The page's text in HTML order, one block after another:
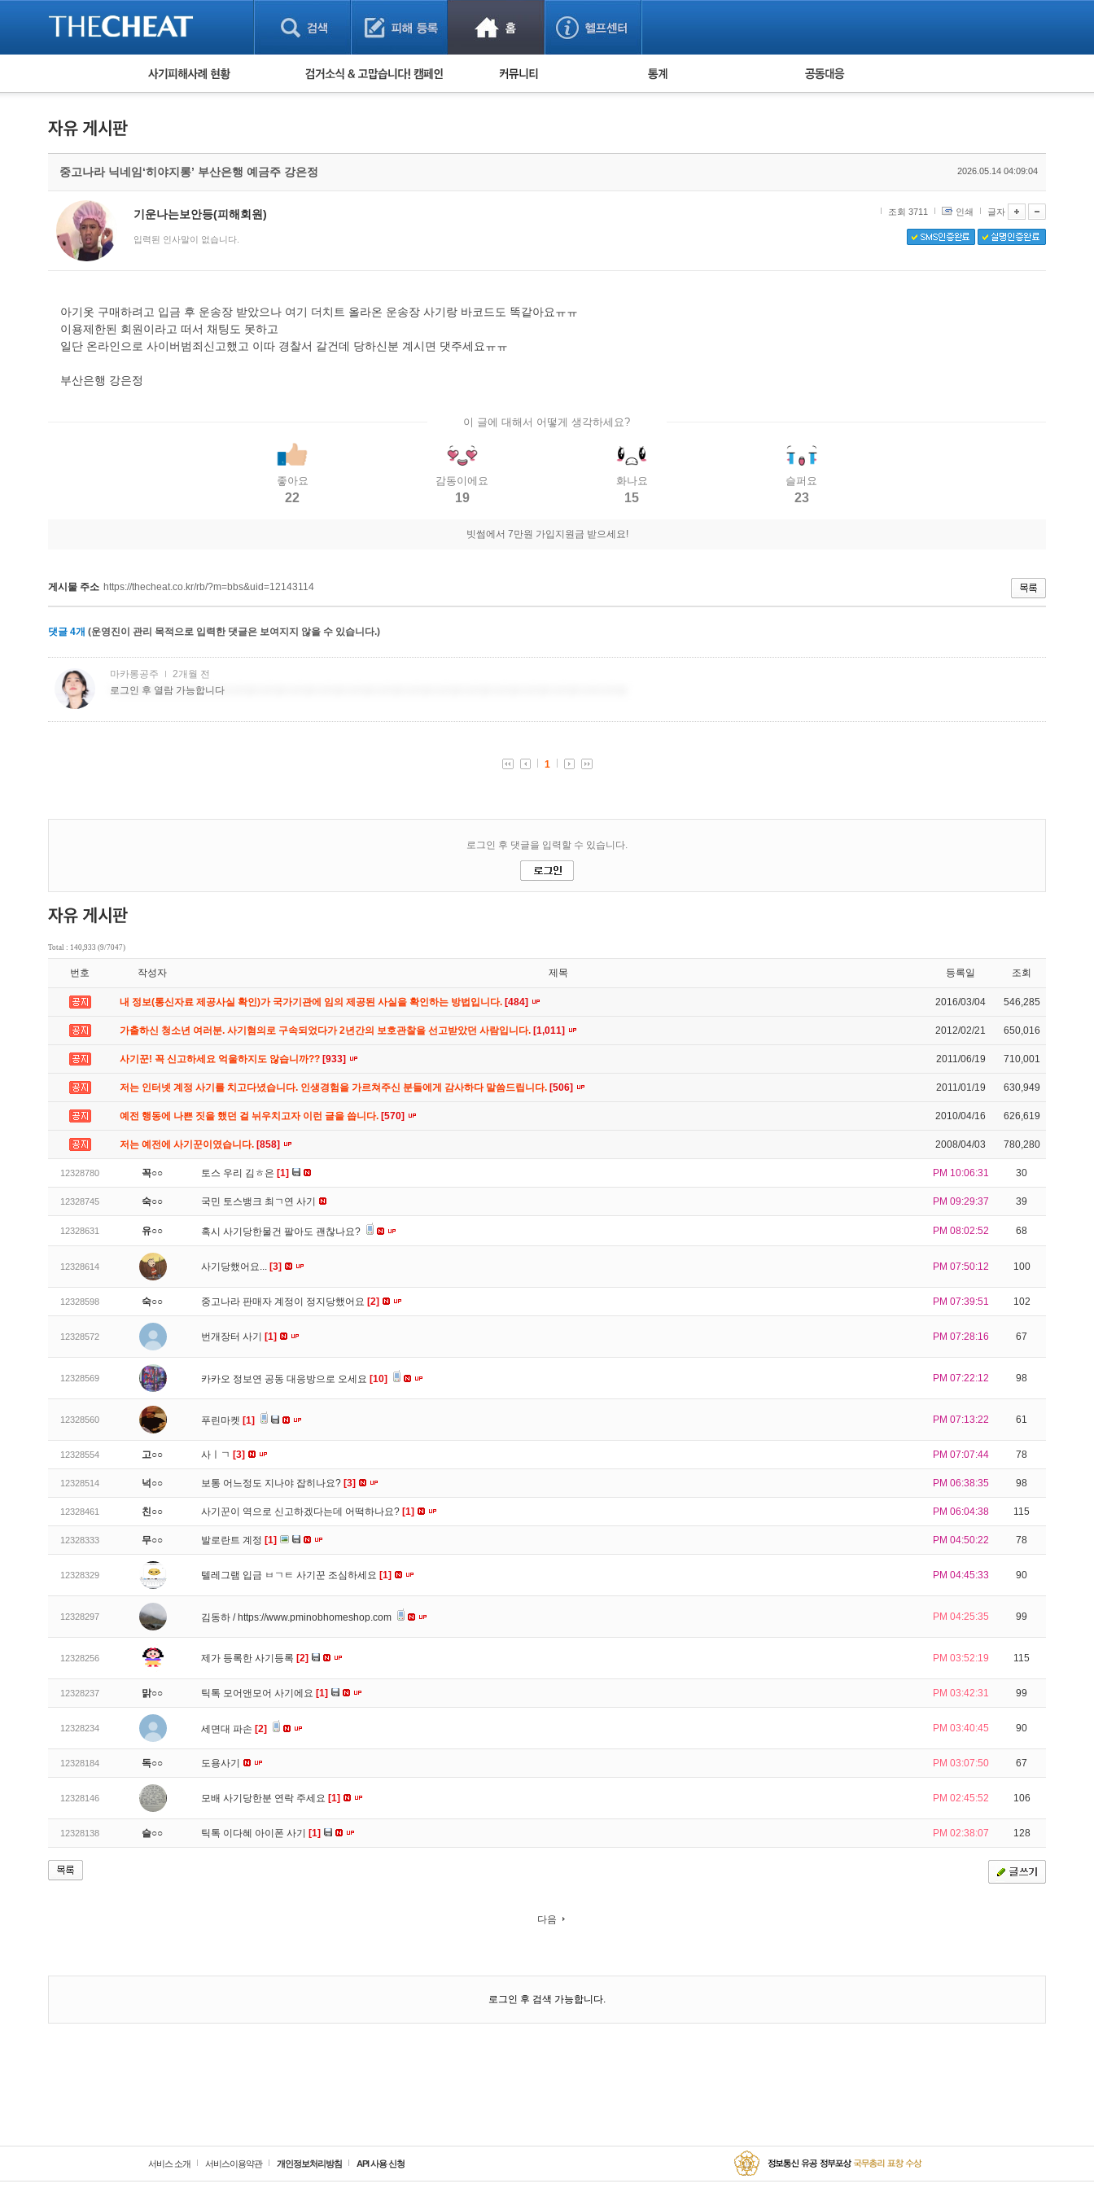
피해사례 현황
보이스피싱 피해사례
유해사이트 목록
비공개 피해사례
워킹홀리데이 피해사례
검거 소식 사기 예방했어요! 누적 피해사례 통계 피해자 공동대응
중고나라 닉네임‘히야지롱’ 부산은행 예금주 강은정 2026.05.14 04:09:04
기운나는보안등(피해회원)
입력된 인사말이 없습니다.
조회 3711 인쇄 글자
아기옷 구매하려고 입금 후 운송장 받았으나 여기 더치트 올라온 운송장 사기랑 바코드도 똑같아요ㅠㅠ
이용제한된 회원이라고 떠서 채팅도 못하고
일단 온라인으로 사이버범죄신고했고 이따 경찰서 갈건데 당하신분 계시면 댓주세요ㅠㅠ
부산은행 강은정
이 글에 대해서 어떻게 생각하세요?
좋아요
22
감동이에요
19
화나요
15
슬퍼요
23
빗썸에서 7만원 가입지원금 받으세요!
게시물 주소 https://thecheat.co.kr/rb/?m=bbs&uid=12143114
댓글 4개 (운영진이 관리 목적으로 입력한 댓글은 보여지지 않을 수 있습니다.)
Total : 140,933 (9/7047)
번호 작성자 제목 등록일 조회
내 정보(통신자료 제공사실 확인)가 국가기관에 임의 제공된 사실을 확인하는 방법입니다. [484] 2016/03/04 546,285
가출하신 청소년 여러분. 사기혐의로 구속되었다가 2년간의 보호관찰을 선고받았던 사람입니다. [1,011] 2012/02/21 650,016
사기꾼! 꼭 신고하세요 억울하지도 않습니까?? [933] 2011/06/19 710,001
저는 인터넷 계정 사기를 치고다녔습니다. 인생경험을 가르쳐주신 분들에게 감사하다 말씀드립니다. [506] 2011/01/19 630,949
예전 행동에 나쁜 짓을 했던 걸 뉘우치고자 이런 글을 씁니다. [570] 2010/04/16 626,619
저는 예전에 사기꾼이였습니다. [858] 2008/04/03 780,280
12328780 꼭○○ 토스 우리 김ㅎ은 [1] PM 10:06:31 30
12328745 숙○○ 국민 토스뱅크 최ㄱ연 사기 PM 09:29:37 39
12328631 유○○ 혹시 사기당한물건 팔아도 괜찮나요? PM 08:02:52 68
12328614 사기당했어요... [3] PM 07:50:12 100
12328598 숙○○ 중고나라 판매자 계정이 정지당했어요 [2] PM 07:39:51 102
12328572 번개장터 사기 [1] PM 07:28:16 67
12328569 카카오 정보연 공동 대응방으로 오세요 [10] PM 07:22:12 98
12328560 푸린마켓 [1] PM 07:13:22 61
12328554 고○○ 사ㅣㄱ [3] PM 07:07:44 78
12328514 넉○○ 보통 어느정도 지나야 잡히나요? [3] PM 06:38:35 98
12328461 친○○ 사기꾼이 역으로 신고하겠다는데 어떡하나요? [1] PM 06:04:38 115
12328333 무○○ 발로란트 계정 [1] PM 04:50:22 78
12328329 텔레그램 입금 ㅂㄱㅌ 사기꾼 조심하세요 [1] PM 04:45:33 90
12328297 김동하 / https://www.pminobhomeshop.com PM 04:25:35 99
12328256 제가 등록한 사기등록 [2] PM 03:52:19 115
12328237 맑○○ 틱톡 모어앤모어 사기에요 [1] PM 03:42:31 99
12328234 세면대 파손 [2] PM 03:40:45 90
12328184 독○○ 도용사기 PM 03:07:50 67
12328146 모배 사기당한분 연락 주세요 [1] PM 02:45:52 106
12328138 슬○○ 틱톡 이다혜 아이폰 사기 [1] PM 02:38:07 128
다음
로그인 후 검색 가능합니다.
서비스 소개 서비스이용약관 개인정보처리방침 API 사용 신청